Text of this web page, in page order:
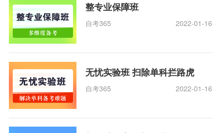
整专业保障班
自考365 2022-01-16
无忧实验班 扫除单科拦路虎
自考365 2022-01-16